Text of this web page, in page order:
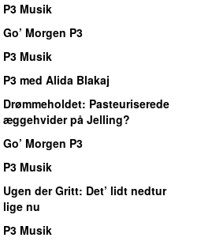
P3 Musik
Go’ Morgen P3
P3 Musik
P3 med Alida Blakaj
Drømmeholdet: Pasteuriserede
æggehvider på Jelling?
Go’ Morgen P3
P3 Musik
Ugen der Gritt: Det’ lidt nedtur
lige nu
P3 Musik